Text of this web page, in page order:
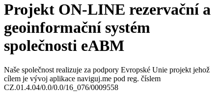
Projekt ON-LINE rezervační a
geoinformační systém
společnosti eABM
Naše společnost realizuje za podpory Evropské Unie projekt jehož
cílem je vývoj aplikace naviguj.me pod reg. číslem
CZ.01.4.04/0.0/0.0/16_076/0009558